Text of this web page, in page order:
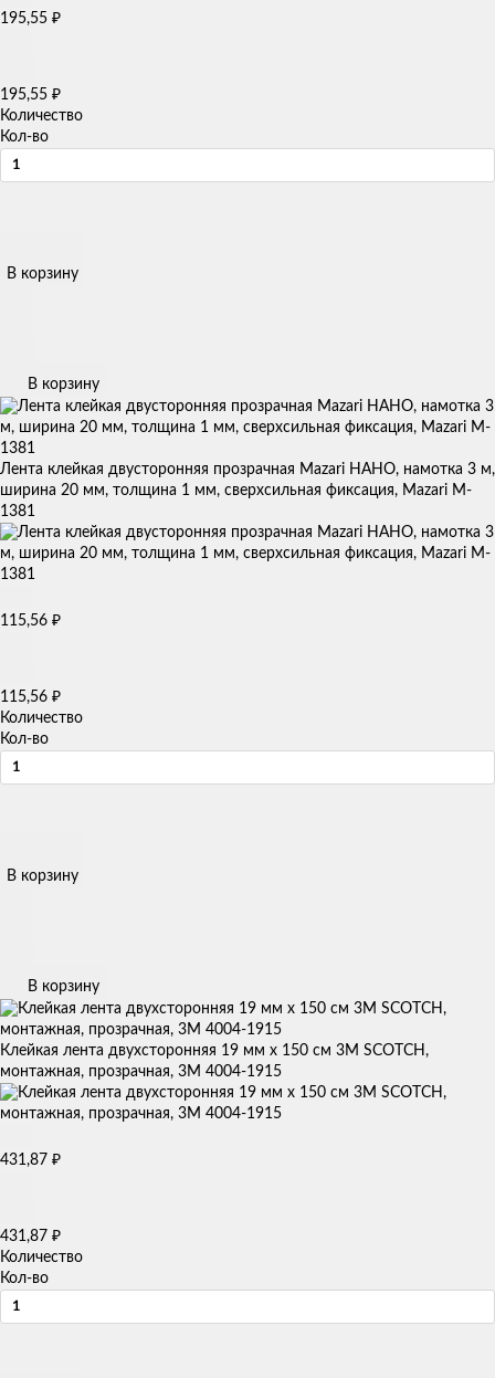
195,55 ₽
195,55 ₽
Количество
Кол-во
В корзину
В корзину
Лента клейкая двусторонняя прозрачная Mazari НАНО, намотка 3 м,
ширина 20 мм, толщина 1 мм, сверхсильная фиксация, Mazari M-
1381
115,56 ₽
115,56 ₽
Количество
Кол-во
В корзину
В корзину
Клейкая лента двухсторонняя 19 мм х 150 см 3M SCOTСH,
монтажная, прозрачная, 3М 4004-1915
431,87 ₽
431,87 ₽
Количество
Кол-во